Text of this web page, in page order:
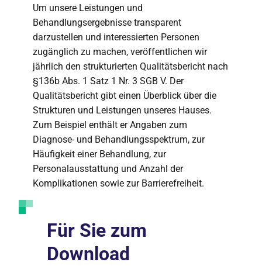
Um unsere Leistungen und
Behandlungsergebnisse transparent
darzustellen und interessierten Personen
zugänglich zu machen, veröffentlichen wir
jährlich den strukturierten Qualitätsbericht nach
§136b Abs. 1 Satz 1 Nr. 3 SGB V. Der
Qualitätsbericht gibt einen Überblick über die
Strukturen und Leistungen unseres Hauses.
Zum Beispiel enthält er Angaben zum
Diagnose- und Behandlungsspektrum, zur
Häufigkeit einer Behandlung, zur
Personalausstattung und Anzahl der
Komplikationen sowie zur Barrierefreiheit.
Für Sie zum
Download